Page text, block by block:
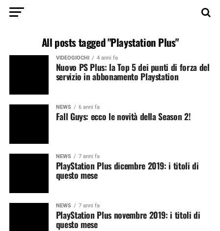
All posts tagged "Playstation Plus"
VIDEOGIOCHI 4 anni fa
Nuovo PS Plus: la Top 5 dei punti di forza del
servizio in abbonamento Playstation
NEWS 6 anni fa
Fall Guys: ecco le novità della Season 2!
NEWS 7 anni fa
PlayStation Plus dicembre 2019: i titoli di
questo mese
NEWS 7 anni fa
PlayStation Plus novembre 2019: i titoli di
questo mese